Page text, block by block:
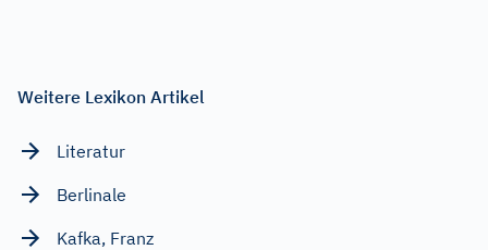
Weitere Lexikon Artikel
Literatur
Berlinale
Kafka, Franz